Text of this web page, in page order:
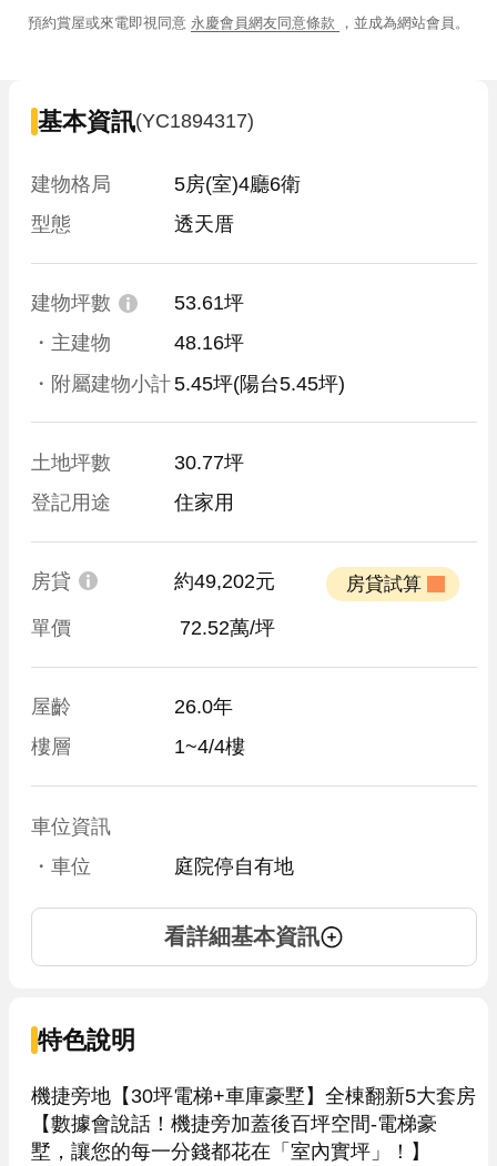
預約賞屋或來電即視同意 永慶會員網友同意條款 ，並成為網站會員。
基本資訊(YC1894317)
建物格局
5房(室)4廳6衛
型態
透天厝
建物坪數
53.61坪
・主建物
48.16坪
・附屬建物小計5.45坪(陽台5.45坪)
土地坪數
30.77坪
登記用途
住家用
房貸 約49,202元
單價 72.52萬/坪
屋齡
26.0年
樓層
1~4/4樓
車位資訊
・車位
庭院停自有地
看詳細基本資訊
特色說明
機捷旁地【30坪電梯+車庫豪墅】全棟翻新5大套房
【數據會說話！機捷旁加蓋後百坪空間-電梯豪
墅，讓您的每一分錢都花在「室內實坪」！】